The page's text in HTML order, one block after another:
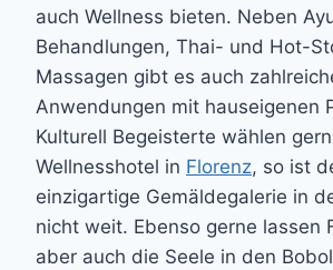
auch Wellness bieten. Neben
Behandlungen, Thai- und Hot-
Massagen gibt es auch
Anwendungen mit hauseigenen
Kulturell Begeisterte wählen
Wellnesshotel in Florenz, so ist
einzigartige Gemäldegalerie in
nicht weit. Ebenso gerne lassen
aber auch die Seele in den